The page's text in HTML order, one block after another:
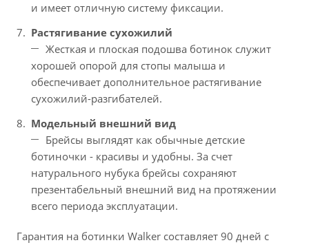
и имеет отличную систему фиксации.
Растягивание сухожилий
Жесткая и плоская подошва ботинок служит
хорошей опорой для стопы малыша и
обеспечивает дополнительное растягивание
сухожилий-разгибателей.
Модельный внешний вид
Брейсы выглядят как обычные детские
ботиночки - красивы и удобны. За счет
натурального нубука брейсы сохраняют
презентабельный внешний вид на протяжении
всего периода эксплуатации.
Гарантия на ботинки Walker составляет 90 дней с